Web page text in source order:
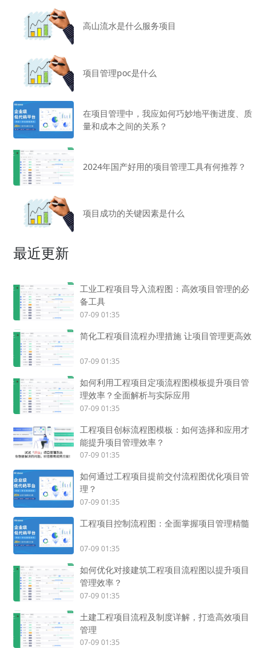
高山流水是什么服务项目
项目管理poc是什么
在项目管理中，我应如何巧妙地平衡进度、质
量和成本之间的关系？
2024年国产好用的项目管理工具有何推荐？
项目成功的关键因素是什么
最近更新
工业工程项目导入流程图：高效项目管理的必
备工具
07-09 01:35
简化工程项目流程办理措施 让项目管理更高效
07-09 01:35
如何利用工程项目定项流程图模板提升项目管
理效率？全面解析与实际应用
07-09 01:35
工程项目创标流程图模板：如何选择和应用才
能提升项目管理效率？
07-09 01:35
如何通过工程项目提前交付流程图优化项目管
理？
07-09 01:35
工程项目控制流程图：全面掌握项目管理精髓
07-09 01:35
如何优化对接建筑工程项目流程图以提升项目
管理效率？
07-09 01:35
土建工程项目流程及制度详解，打造高效项目
管理
07-09 01:35